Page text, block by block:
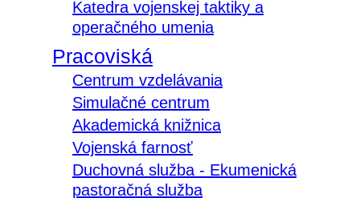
Katedra vojenskej taktiky a
operačného umenia
Pracoviská
Centrum vzdelávania
Simulačné centrum
Akademická knižnica
Vojenská farnosť
Duchovná služba - Ekumenická
pastoračná služba